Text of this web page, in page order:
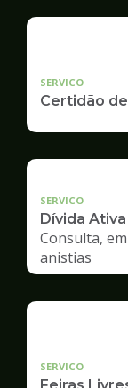
SERVICO
Certidão
SERVICO
Dívida
Consulta,
anistias
SERVICO